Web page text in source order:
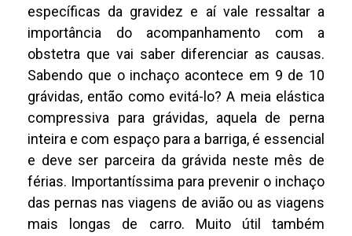
específicas da gravidez e aí vale ressaltar a
importância do acompanhamento com a
obstetra que vai saber diferenciar as causas.
Sabendo que o inchaço acontece em 9 de 10
grávidas, então como evitá-lo? A meia elástica
compressiva para grávidas, aquela de perna
inteira e com espaço para a barriga, é essencial
e deve ser parceira da grávida neste mês de
férias. Importantíssima para prevenir o inchaço
das pernas nas viagens de avião ou as viagens
mais longas de carro. Muito útil também